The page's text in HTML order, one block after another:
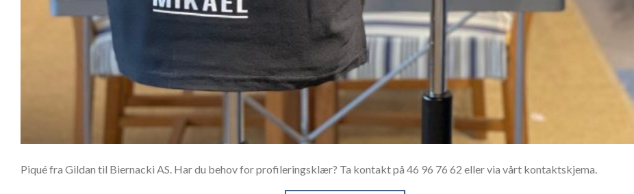
Piqué fra Gildan til Biernacki AS. Har du behov for profileringsklær? Ta kontakt på 46 96 76 62 eller via vårt kontaktskjema.